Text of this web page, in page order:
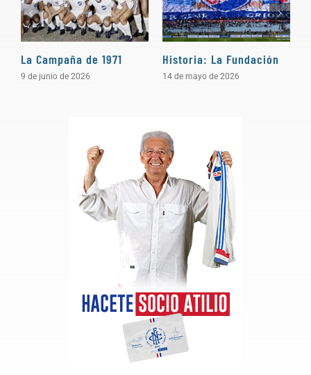
La Campaña de 1971
9 de junio de 2026
Historia: La Fundación
14 de mayo de 2026